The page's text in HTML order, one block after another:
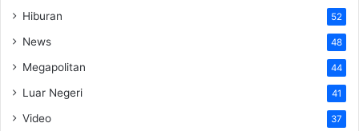
Hiburan 52
News 48
Megapolitan 44
Luar Negeri 41
Video 37